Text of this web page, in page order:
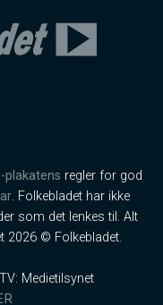
regler for god
. Folkebladet har ikke
som det lenkes til. Alt
2026 © Folkebladet.
Medietilsynet